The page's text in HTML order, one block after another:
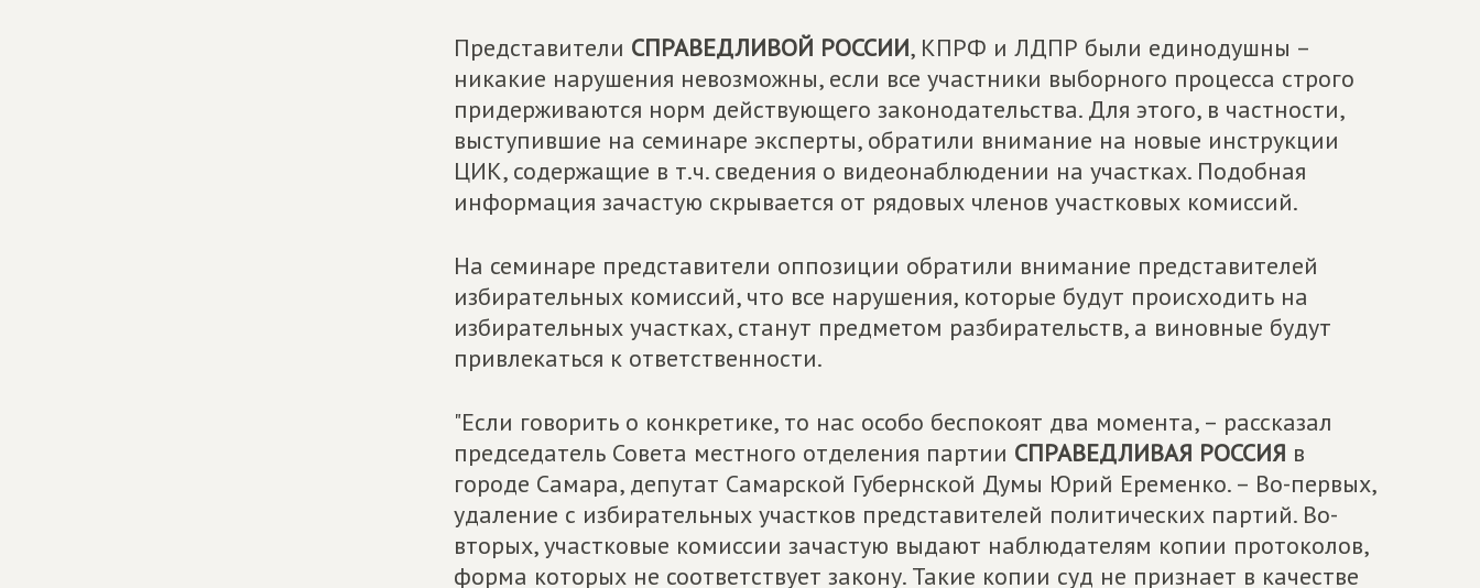
Представители СПРАВЕДЛИВОЙ РОССИИ, КПРФ и ЛДПР были единодушны –
никакие нарушения невозможны, если все участники выборного процесса строго
придерживаются норм действующего законодательства. Для этого, в частности,
выступившие на семинаре эксперты, обратили внимание на новые инструкции
ЦИК, содержащие в т.ч. сведения о видеонаблюдении на участках. Подобная
информация зачастую скрывается от рядовых членов участковых комиссий.
На семинаре представители оппозиции обратили внимание представителей
избирательных комиссий, что все нарушения, которые будут происходить на
избирательных участках, станут предметом разбирательств, а виновные будут
привлекаться к ответственности.
"Если говорить о конкретике, то нас особо беспокоят два момента, – рассказал
председатель Совета местного отделения партии СПРАВЕДЛИВАЯ РОССИЯ в
городе Самара, депутат Самарской Губернской Думы Юрий Еременко. – Во-первых,
удаление с избирательных участков представителей политических партий. Во-
вторых, участковые комиссии зачастую выдают наблюдателям копии протоколов,
форма которых не соответствует закону. Такие копии суд не признает в качестве